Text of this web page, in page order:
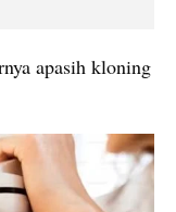
apasih kloning